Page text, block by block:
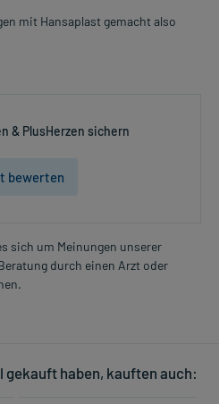
mit Hansaplast gemacht also
& PlusHerzen sichern
bewerten
sich um Meinungen unserer
durch einen Arzt oder
gekauft haben, kauften auch: